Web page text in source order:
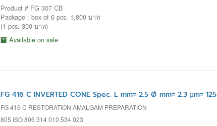
Product # FG 307 CB
Package : box of 6 pcs. 1,800 บาท
(1 pcs. 300 บาท)
Available on sale
FG 416 C INVERTED CONE Spec. L mm= 2.5 Ø mm= 2.3 µm= 125
FG 416 C RESTORATION AMALGAM PREPARATION
805 ISO 806 314 010 534 023